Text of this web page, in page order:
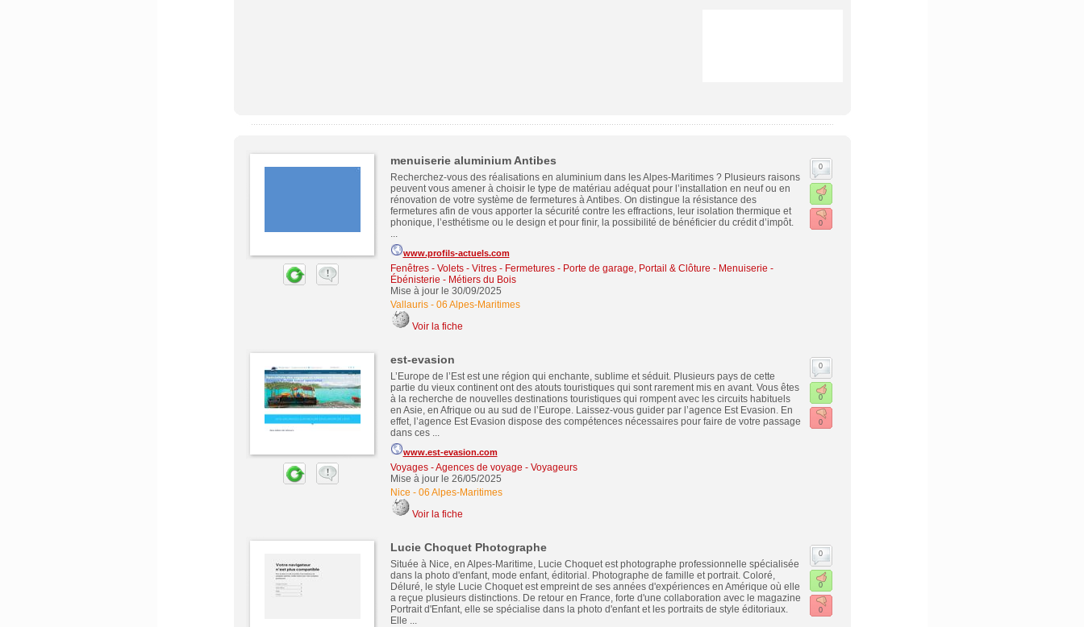
menuiserie aluminium Antibes
Recherchez-vous des réalisations en aluminium dans les Alpes-Maritimes ? Plusieurs raisons
peuvent vous amener à choisir le type de matériau adéquat pour l’installation en neuf ou en
rénovation de votre système de fermetures à Antibes. On distingue la résistance des
fermetures afin de vous apporter la sécurité contre les effractions, leur isolation thermique et
phonique, l’esthétisme ou le design et pour finir, la possibilité de bénéficier du crédit d’impôt.
...
www.profils-actuels.com
Fenêtres - Volets - Vitres - Fermetures- Porte de garage, Portail & Clôture - Menuiserie -
Ébénisterie - Métiers du Bois
Mise à jour le 30/09/2025
Vallauris- 06 Alpes-Maritimes
Voir la fiche
0
0
0
est-evasion
L’Europe de l’Est est une région qui enchante, sublime et séduit. Plusieurs pays de cette
partie du vieux continent ont des atouts touristiques qui sont rarement mis en avant. Vous êtes
à la recherche de nouvelles destinations touristiques qui rompent avec les circuits habituels
en Asie, en Afrique ou au sud de l’Europe. Laissez-vous guider par l’agence Est Evasion. En
effet, l’agence Est Evasion dispose des compétences nécessaires pour faire de votre passage
dans ces ...
www.est-evasion.com
Voyages - Agences de voyage - Voyageurs
Mise à jour le 26/05/2025
Nice - 06 Alpes-Maritimes
Voir la fiche
0
0
0
Lucie Choquet Photographe
Située à Nice, en Alpes-Maritime, Lucie Choquet est photographe professionnelle spécialisée
dans la photo d'enfant, mode enfant, éditorial. Photographe de famille et portrait. Coloré,
Déluré, le style Lucie Choquet est empreint de ses années d'expériences en Amérique où elle
a reçue plusieurs distinctions. De retour en France, forte d'une collaboration avec le magazine
Portrait d'Enfant, elle se spécialise dans la photo d'enfant et les portraits de style éditoriaux.
Elle ...
0
0
0